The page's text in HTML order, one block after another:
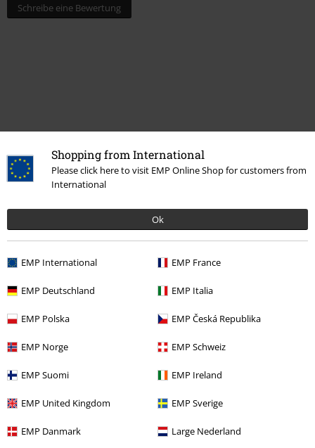
Shopping from International
Please click here to visit EMP Online Shop for customers from
International
Ok
EMP International EMP France
EMP Deutschland EMP Italia
EMP Polska EMP Česká Republika
EMP Norge EMP Schweiz
EMP Suomi EMP Ireland
EMP United Kingdom EMP Sverige
EMP Danmark Large Nederland
Schreibe eine Bewertung
Zuletzt angesehene Artikel
Mehr Kategorien. Mehr Möglichkeiten.